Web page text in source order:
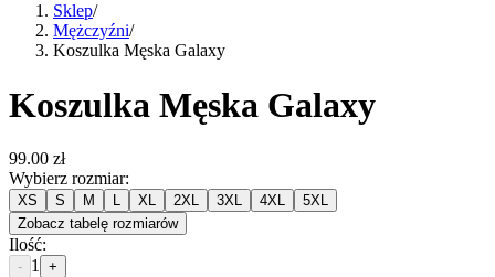
Sklep/
Mężczyźni/
Koszulka Męska Galaxy
Koszulka Męska Galaxy
99.00 zł
Wybierz rozmiar:
XS S M L XL 2XL 3XL 4XL
5XL
Zobacz tabelę rozmiarów
Ilość:
- 1
+